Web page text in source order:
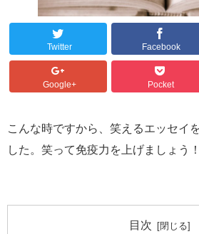
Twitter Facebook
Google+ Pocket
こんな時ですから、笑えるエッセイ
した。笑って免疫力を上げましょう！
目次